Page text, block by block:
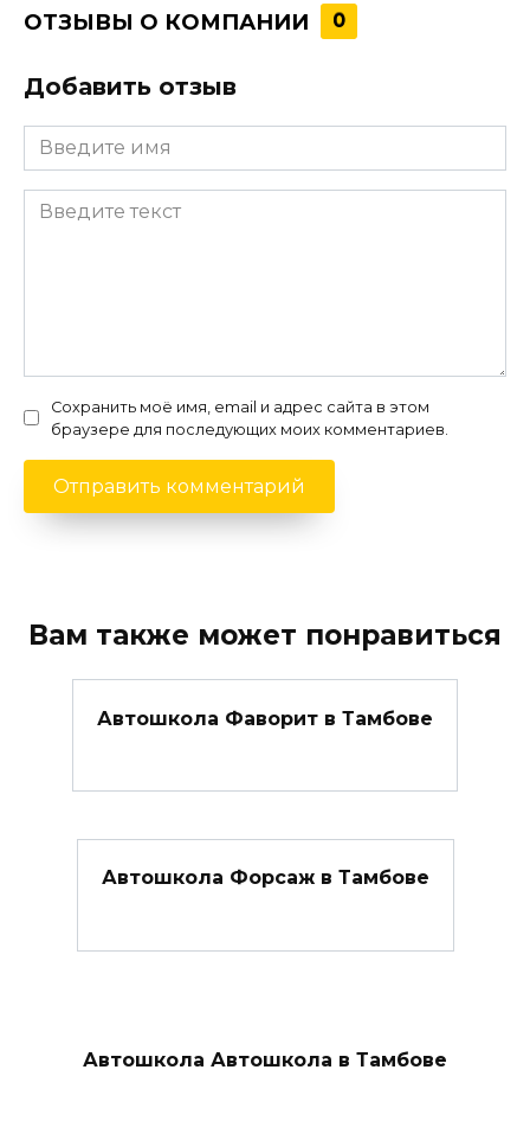
ОТЗЫВЫ О КОМПАНИИ 0
Добавить отзыв
Сохранить моё имя, email и адрес сайта в этом
браузере для последующих моих комментариев.
Вам также может понравиться
Автошкола Фаворит в Тамбове
Автошкола Форсаж в Тамбове
Автошкола Автошкола в Тамбове